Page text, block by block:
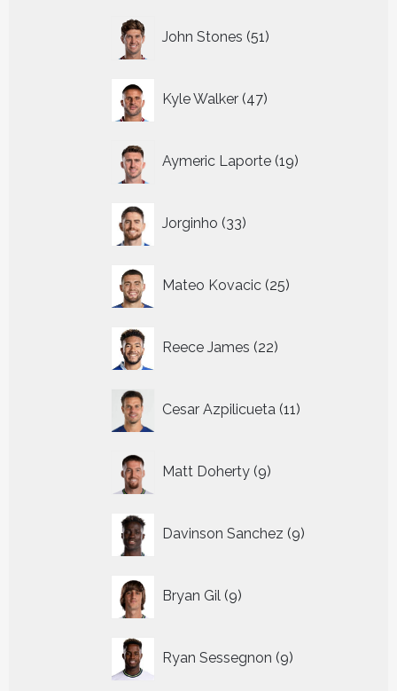
John Stones 51
producten
Kyle Walker 47
producten
Aymeric Laporte 19
producten
Jorginho 33
producten
Mateo Kovacic 25
producten
Reece James 22
producten
Cesar Azpilicueta 11
producten
Matt Doherty 9
producten
Davinson Sanchez 9
producten
Bryan Gil 9
producten
Ryan Sessegnon 9
producten